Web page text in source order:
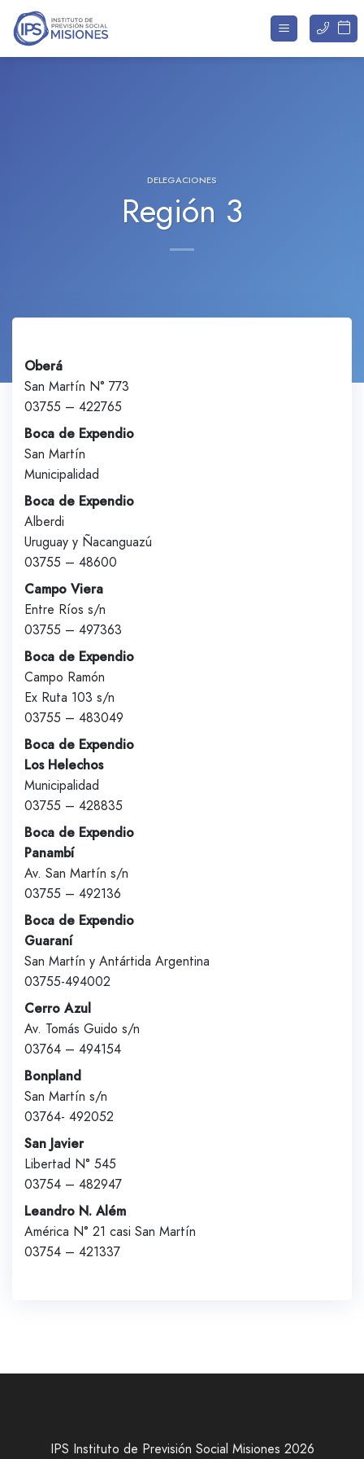
Saltar
contenido
DELEGACIONES
Región 3
Oberá
San Martín N° 773
03755 – 422765
Boca de Expendio
San Martín
Municipalidad
Boca de Expendio
Alberdi
Uruguay y Ñacanguazú
03755 – 48600
Campo Viera
Entre Ríos s/n
03755 – 497363
Boca de Expendio
Campo Ramón
Ex Ruta 103 s/n
03755 – 483049
Boca de Expendio
Los Helechos
Municipalidad
03755 – 428835
Boca de Expendio
Panambí
Av. San Martín s/n
03755 – 492136
Boca de Expendio
Guaraní
San Martín y Antártida Argentina
03755-494002
Cerro Azul
Av. Tomás Guido s/n
03764 – 494154
Bonpland
San Martín s/n
03764- 492052
San Javier
Libertad N° 545
03754 – 482947
Leandro N. Além
América N° 21 casi San Martín
03754 – 421337
IPS Instituto de Previsión Social Misiones 2026